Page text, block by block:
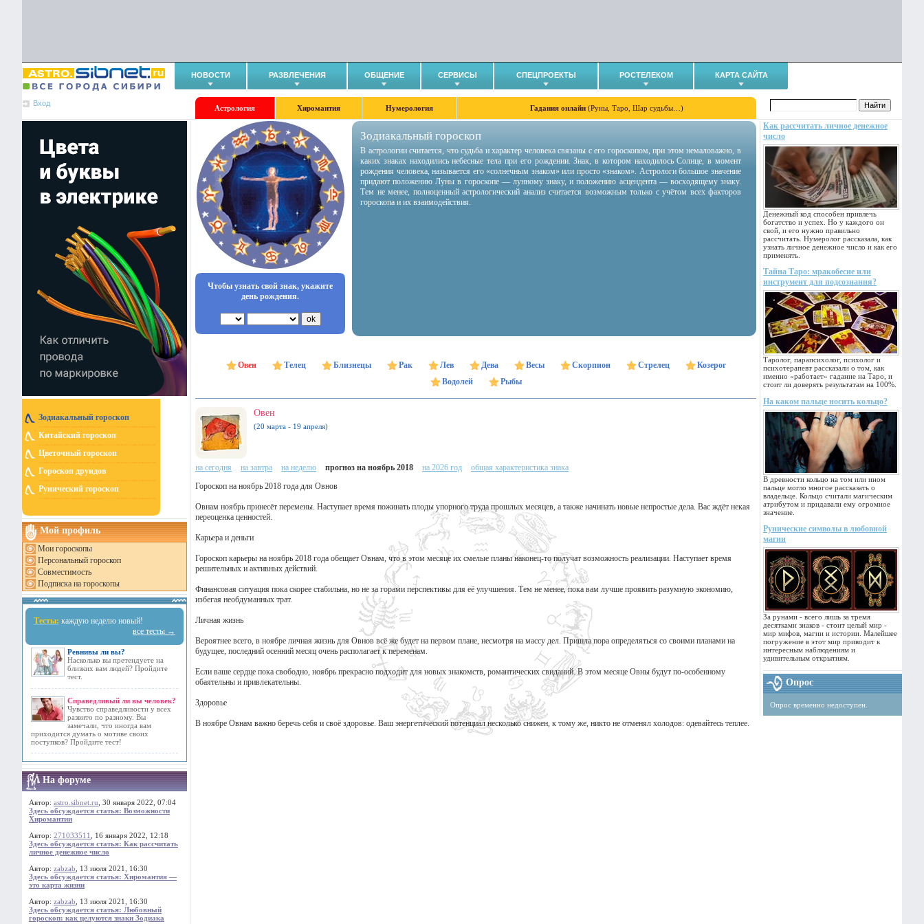
НОВОСТИ РАЗВЛЕЧЕНИЯ ОБЩЕНИЕ СЕРВИСЫ СПЕЦПРОЕКТЫ РОСТЕЛЕКОМ КАРТА САЙТА
Вход
Астрология Хиромантия Нумерология Гадания онлайн (Руны, Таро, Шар судьбы…)
Зодиакальный гороскоп
Китайский гороскоп
Цветочный гороскоп
Гороскоп друидов
Рунический гороскоп
Мой профиль
Мои гороскопы
Персональный гороскоп
Совместимость
Подписка на гороскопы
Тесты: каждую неделю новый!
все тесты →
Ревнивы ли вы?
Насколько вы претендуете на
близких вам людей? Пройдите
тест.
Справедливый ли вы человек?
Чувство справедливости у всех
развито по разному. Вы
замечали, что иногда вам
приходится думать о мотиве своих
поступков? Пройдите тест!
На форуме
Автор: astro.sibnet.ru , 30 января 2022, 07:04
Здесь обсуждается статья: Возможности
Хиромантии
Автор: 271033511
, 16 января 2022, 12:18
Здесь обсуждается статья: Как рассчитать
личное денежное число
Автор: zabzab , 13 июля 2021, 16:30
Здесь обсуждается статья: Хиромантия —
это карта жизни
Автор: zabzab , 13 июля 2021, 16:30
Здесь обсуждается статья: Любовный
гороскоп: как целуются знаки Зодиака
Как рассчитать личное денежное
число
Денежный код способен привлечь
богатство и успех. Но у каждого он
свой, и его нужно правильно
рассчитать. Нумеролог рассказала, как
узнать личное денежное число и как его
применять.
Тайна Таро: мракобесие или
инструмент для подсознания?
Таролог, парапсихолог, психолог и
психотерапевт рассказали о том, как
именно «работает» гадание на Таро, и
стоит ли доверять результатам на 100%.
На каком пальце носить кольцо?
В древности кольцо на том или ином
пальце могло многое рассказать о
владельце. Кольцо считали магическим
атрибутом и придавали ему огромное
значение.
Рунические символы в любовной
магии
За рунами - всего лишь за тремя
десятками знаков - стоит целый мир -
мир мифов, магии и истории. Малейшее
погружение в этот мир приводит к
интересным наблюдениям и
удивительным открытиям.
Опрос
Опрос временно недоступен.
Чтобы узнать свой знак, укажите
день рождения.
Зодиакальный гороскоп
В астрологии считается, что судьба и характер человека связаны с его гороскопом, при этом немаловажно, в
каких знаках находились небесные тела при его рождении. Знак, в котором находилось Солнце, в момент
рождения человека, называется его «солнечным знаком» или просто «знаком». Астрологи большое значение
придают положению Луны в гороскопе — лунному знаку, и положению асцендента — восходящему знаку.
Тем не менее, полноценный астрологический анализ считается возможным только с учётом всех факторов
гороскопа и их взаимодействия.
Овен Телец Близнецы Рак Лев Дева Весы Скорпион Стрелец
Козерог
Водолей
Рыбы
Овен
(20 марта - 19 апреля)
на сегодня на завтра на неделю прогноз на ноябрь 2018 на 2026 год
общая характеристика знака
Гороскоп на ноябрь 2018 года для Овнов
Овнам ноябрь принесёт перемены. Наступает время пожинать плоды упорного труда прошлых месяцев, а также начинать новые непростые дела. Вас ждёт некая
переоценка ценностей.
Карьера и деньги
Гороскоп карьеры на ноябрь 2018 года обещает Овнам, что в этом месяце их смелые планы наконец-то получат возможность реализации. Наступает время
решительных и активных действий.
Финансовая ситуация пока скорее стабильна, но не за горами перспективы для её улучшения. Тем не менее, пока вам лучше проявить разумную экономию,
избегая необдуманных трат.
Личная жизнь
Вероятнее всего, в ноябре личная жизнь для Овнов всё же будет на первом плане, несмотря на массу дел. Пришла пора определяться со своими планами на
будущее, последний осенний месяц очень располагает к переменам.
Если ваше сердце пока свободно, ноябрь прекрасно подходит для новых знакомств, романтических свиданий. В этом месяце Овны будут по-особенному
обаятельны и привлекательны.
Здоровье
В ноябре Овнам важно беречь себя и своё здоровье. Ваш энергетический потенциал несколько снижен, к тому же, никто не отменял холодов: одевайтесь теплее.